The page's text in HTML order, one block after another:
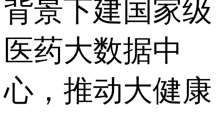
背景下建国家级
医药大数据中
心，推动大健康